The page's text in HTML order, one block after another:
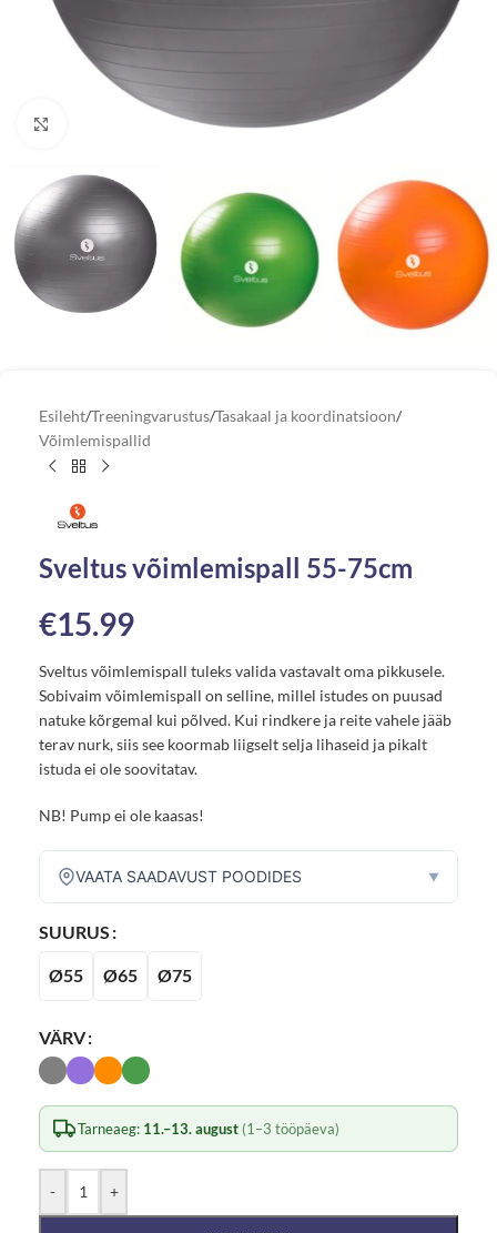
Vaata suuremat pilti
Esileht/Treeningvarustus/Tasakaal ja koordinatsioon/
Võimlemispallid
Sveltus võimlemispall 55-75cm
€15.99
Sveltus võimlemispall tuleks valida vastavalt oma pikkusele.
Sobivaim võimlemispall on selline, millel istudes on puusad
natuke kõrgemal kui põlved. Kui rindkere ja reite vahele jääb
terav nurk, siis see koormab liigselt selja lihaseid ja pikalt
istuda ei ole soovitatav.
NB! Pump ei ole kaasas!
VAATA SAADAVUST POODIDES ▼
SUURUS
Ø55 Ø65 Ø75
VÄRV
Tarneaeg: 11.–13. august (1–3 tööpäeva)
- +